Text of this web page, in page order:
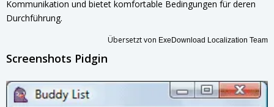
Kommunikation und bietet komfortable Bedingungen für deren
Durchführung.
Übersetzt von ExeDownload Localization Team
Screenshots Pidgin